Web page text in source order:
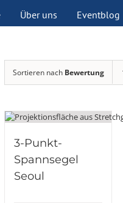
Über uns Eventblog
Sortieren nach Bewertung
3-Punkt-
Spannsegel
Seoul